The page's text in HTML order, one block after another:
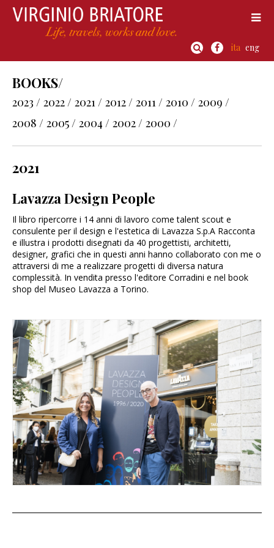
ita eng
BOOKS/
2023 / 2022 / 2021 / 2012 / 2011 / 2010 / 2009 /
2008 / 2005 / 2004 / 2002 / 2000 /
2021
Lavazza Design People
Il libro ripercorre i 14 anni di lavoro come talent scout e
consulente per il design e l'estetica di Lavazza S.p.A Racconta
e illustra i prodotti disegnati da 40 progettisti, architetti,
designer, grafici che in questi anni hanno collaborato con me o
attraversi di me a realizzare progetti di diversa natura
complessità. In vendita presso l'editore Corradini e nel book
shop del Museo Lavazza a Torino.